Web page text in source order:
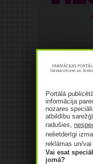
Portālā
informācija
nozares
atbildību
radušies,
nelietderīgi
reklāmas un/vai
Vai esat
jomā?